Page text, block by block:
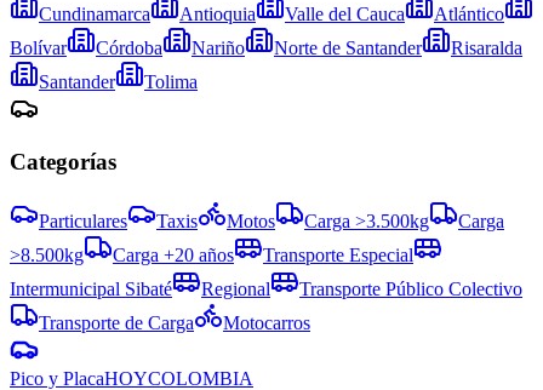
Cundinamarca Antioquia Valle del Cauca
Atlántico
Bolívar
Córdoba Nariño Norte de Santander
Risaralda
Santander
Tolima
Categorías
Particulares Taxis Motos Carga >3.500kg
Carga
>8.500kg
Carga +20 años
Transporte Especial
Intermunicipal Sibaté
Regional
Transporte Público Colectivo
Transporte de Carga
Motocarros
Pico y PlacaHOYCOLOMBIA